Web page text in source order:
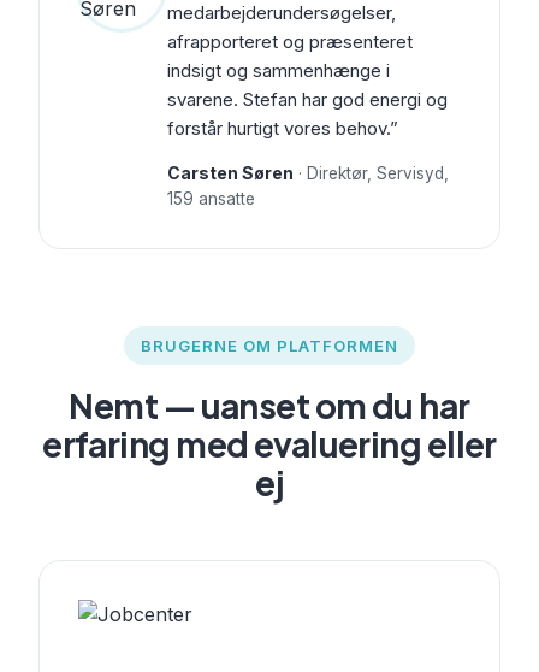
medarbejderundersøgelser,
afrapporteret og præsenteret
indsigt og sammenhænge i
svarene. Stefan har god energi og
forstår hurtigt vores behov.”
Carsten Søren · Direktør, Servisyd,
159 ansatte
BRUGERNE OM PLATFORMEN
Nemt — uanset om du har
erfaring med evaluering eller
ej